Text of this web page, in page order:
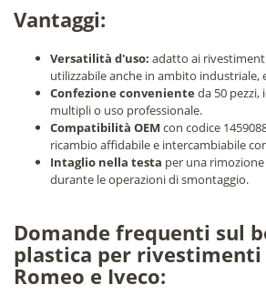
Vantaggi:
Versatilità d'uso: adatto ai
utilizzabile anche in ambito industriale,
Confezione conveniente da 50
multipli o uso professionale.
Compatibilità OEM con codice
ricambio affidabile e intercambiabile
Intaglio nella testa per una
durante le operazioni di smontaggio.
Domande frequenti sul
plastica per
Romeo e Iveco: